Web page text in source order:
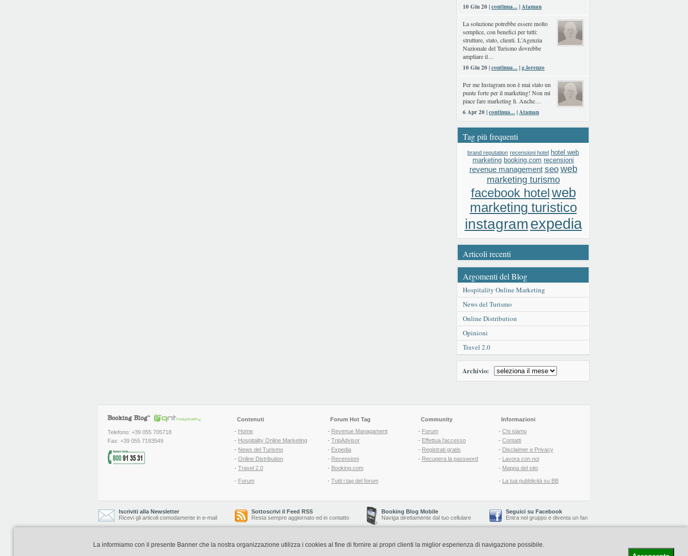
10 Giu 20 |continua...|Ataman
La soluzione potrebbe essere molto
semplice, con benefici per tutti:
strutture, stato, clienti. L'Agenzia
Nazionale del Turismo dovrebbe
ampliare il…
10 Giu 20 |continua...|g.lorenzo
Per me Instagram non è mai stato un
punte forte per il marketing! Non mi
piace fare marketing lì. Anche…
6 Apr 20 |continua...|Ataman
Tag più frequenti
brand reputation recensioni hotel hotel web
marketing booking.com recensioni
revenue management seo web
marketing turismo
facebook hotelweb
marketing turistico
instagramexpedia
Articoli recenti
Argomenti del Blog
Hospitality Online Marketing
News del Turismo
Online Distribution
Opinioni
Travel 2.0
Archivio:
Telefono: +39 055 705718
Fax: +39 055 7193549
Contenuti
- Home
- Hospitality Online Marketing
- News del Turismo
- Online Distribution
- Travel 2.0
- Forum
Forum Hot Tag
- Revenue Managament
- TripAdvisor
- Expedia
- Recensioni
- Booking.com
- Tutti i tag del forum
Community
- Forum
- Effettua l'accesso
- Registrati gratis
- Recupera la password
Informazioni
- Chi siamo
- Contatti
- Disclaimer e Privacy
- Lavora con noi
- Mappa del sito
- La tua pubblicità su BB
Iscriviti alla Newsletter
Ricevi gli articoli comodamente in e-mail
Sottoscrivi il Feed RSS
Resta sempre aggiornato ed in contatto
Booking Blog Mobile
Naviga direttamente dal tuo cellulare
Seguici su Facebook
Entra nel gruppo e diventa un fan
Booking Blog è realizzato e curato da Copyright © 2006-2026 QNT S.r.l. Socio Unico -www.qnt.it-Booking Blog™ -Il blog del Web Marketing Turistico
La informiamo con il presente Banner che la nostra organizzazione utilizza i cookies al fine di fornire ai propri clienti la miglior esperienza di navigazione possibile.